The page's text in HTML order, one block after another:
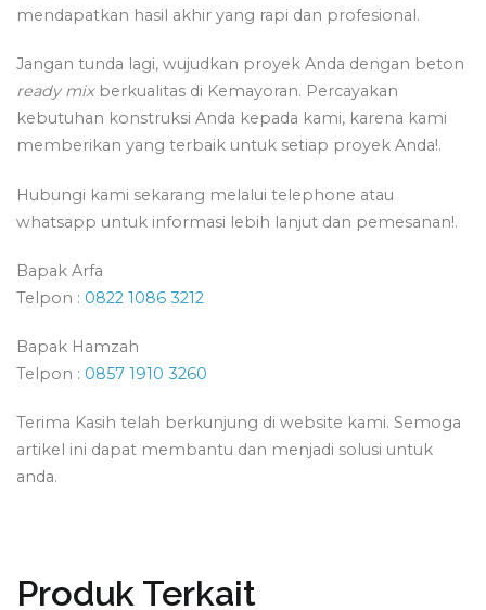
mendapatkan hasil akhir yang rapi dan profesional.
Jangan tunda lagi, wujudkan proyek Anda dengan beton
ready mixberkualitas di Kemayoran. Percayakan
kebutuhan konstruksi Anda kepada kami, karena kami
memberikan yang terbaik untuk setiap proyek Anda!.
Hubungi kami sekarang melalui telephone atau
whatsapp untuk informasi lebih lanjut dan pemesanan!.
Bapak Arfa
Telpon : 0822 1086 3212
Bapak Hamzah
Telpon : 0857 1910 3260
Terima Kasih telah berkunjung di website kami. Semoga
artikel ini dapat membantu dan menjadi solusi untuk
anda.
Produk Terkait